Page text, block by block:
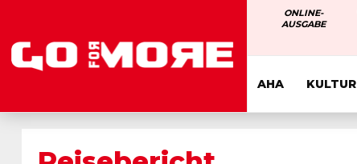
ONLINE-
AUSGABE
AHA KULTUR